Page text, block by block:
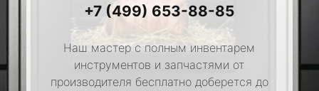
+7 (499) 653-88-85
Наш мастер с полным инвентарем
инструментов и запчастями от
производителя бесплатно доберется до